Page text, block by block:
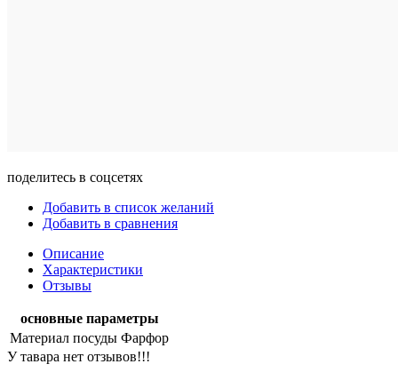
поделитесь в соцсетях
Добавить в список желаний
Добавить в сравнения
Описание
Характеристики
Отзывы
основные параметры
Материал посуды Фарфор
У тавара нет отзывов!!!